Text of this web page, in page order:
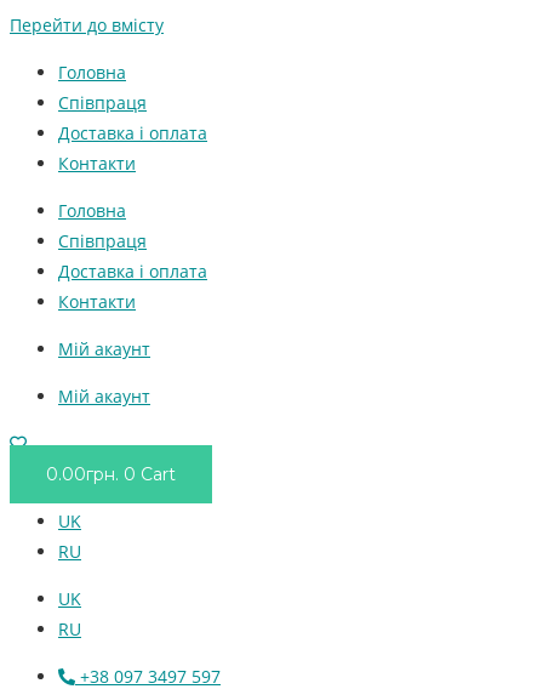
Перейти до вмісту
Головна
Співпраця
Доставка і оплата
Контакти
Головна
Співпраця
Доставка і оплата
Контакти
Мій акаунт
Мій акаунт
0.00грн. 0 Cart
UK
RU
UK
RU
+38 097 3497 597